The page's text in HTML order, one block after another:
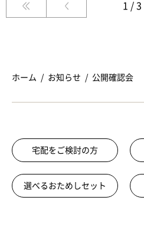
1 / 3
ホーム お知らせ 公開確認会
宅配をご検討の方
選べるおためしセット